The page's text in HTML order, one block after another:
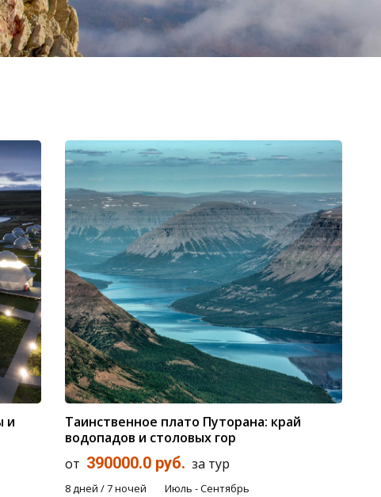
и
Таинственное плато Путорана: край
водопадов и столовых гор
от 390000.0 руб. за тур
8 дней / 7 ночей Июль - Сентябрь